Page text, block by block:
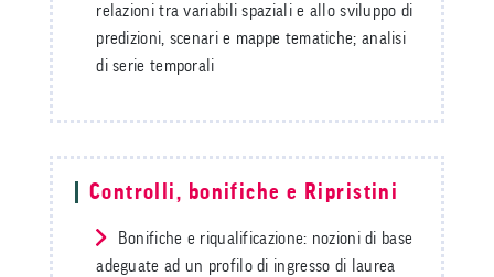
relazioni tra variabili spaziali e allo sviluppo di
predizioni, scenari e mappe tematiche; analisi
di serie temporali
Controlli, bonifiche e Ripristini
Bonifiche e riqualificazione: nozioni di base
adeguate ad un profilo di ingresso di laurea